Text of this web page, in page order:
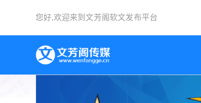
您好,欢迎来到 文芳阁软文发布平台